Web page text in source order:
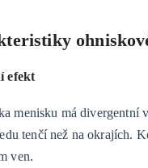
efekt
menisku má divergentní
tenčí než na okrajích.
ven.